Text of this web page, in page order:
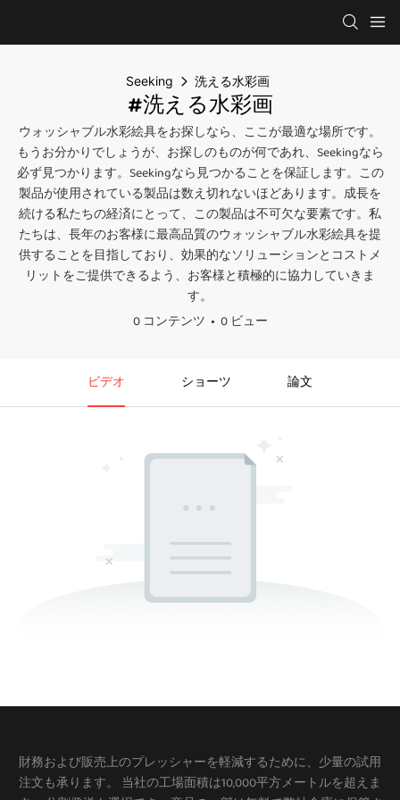
Seeking 洗える水彩画
#洗える水彩画
ウォッシャブル水彩絵具をお探しなら、ここが最適な場所です。
もうお分かりでしょうが、お探しのものが何であれ、Seekingなら
必ず見つかります。Seekingなら見つかることを保証します。この
製品が使用されている製品は数え切れないほどあります。成長を
続ける私たちの経済にとって、この製品は不可欠な要素です。私
たちは、長年のお客様に最高品質のウォッシャブル水彩絵具を提
供することを目指しており、効果的なソリューションとコストメ
リットをご提供できるよう、お客様と積極的に協力していきま
す。
0 コンテンツ
0 ビュー
ビデオ ショーツ 論文
財務および販売上のプレッシャーを軽減するために、少量の試用
注文も承ります。 当社の工場面積は10,000平方メートルを超えま